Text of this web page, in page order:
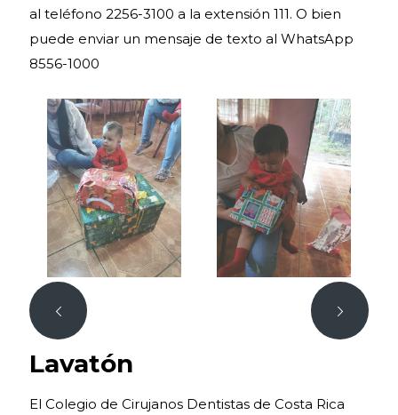
al teléfono 2256-3100 a la extensión 111. O bien
puede enviar un mensaje de texto al WhatsApp
8556-1000
Lavatón
El Colegio de Cirujanos Dentistas de Costa Rica